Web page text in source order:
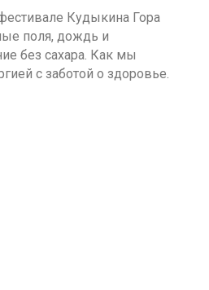
Кудыкина Гора
поля, дождь и
без сахара. Как мы
с заботой о здоровье.